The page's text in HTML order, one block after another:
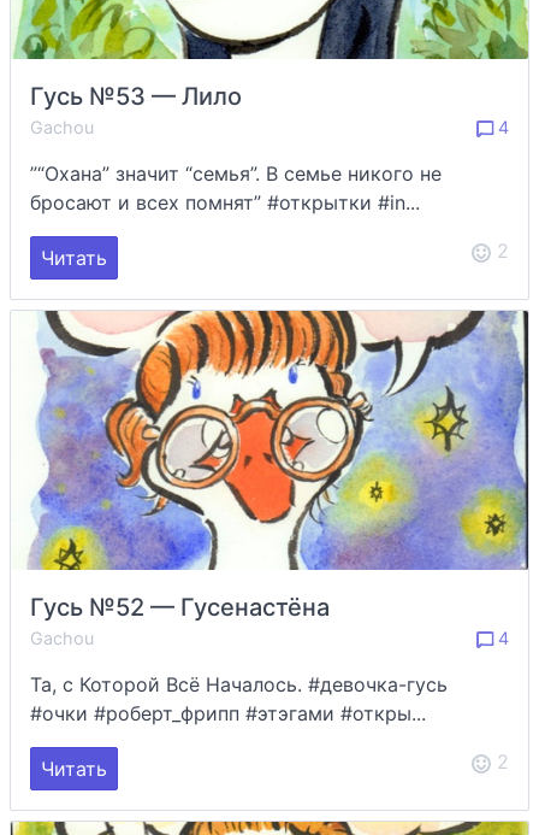
Гусь №53 — Лило
Gachou 4
”“Охана” значит “семья”. В семье никого не
бросают и всех помнят” #открытки #in...
Читать 2
Гусь №52 — Гусенастёна
Gachou 4
Та, с Которой Всё Началось. #девочка-гусь
#очки #роберт_фрипп #этэгами #откры...
Читать 2